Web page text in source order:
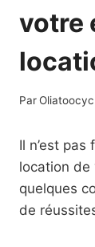
votre
Par
Il n’est
location de
quelques
de